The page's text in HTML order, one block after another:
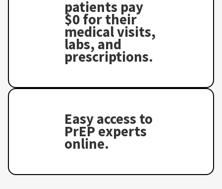
patients pay
$0 for their
medical visits,
labs, and
prescriptions.
Easy access to
PrEP experts
online.